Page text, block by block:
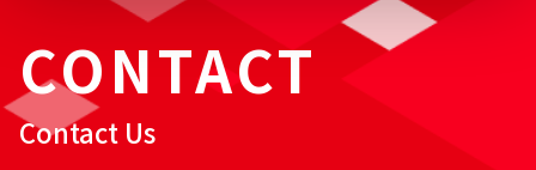
CONTACT
Contact Us